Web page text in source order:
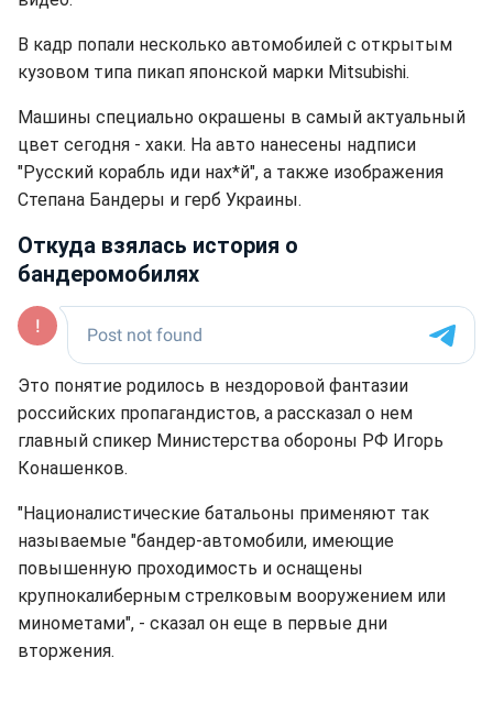
В кадр попали несколько автомобилей с открытым
кузовом типа пикап японской марки Mitsubishi.
Машины специально окрашены в самый актуальный
цвет сегодня - хаки. На авто нанесены надписи
"Русский корабль иди нах*й", а также изображения
Степана Бандеры и герб Украины.
Откуда взялась история о
бандеромобилях
Это понятие родилось в нездоровой фантазии
российских пропагандистов, а рассказал о нем
главный спикер Министерства обороны РФ Игорь
Конашенков.
"Националистические батальоны применяют так
называемые "бандер-автомобили, имеющие
повышенную проходимость и оснащены
крупнокалиберным стрелковым вооружением или
минометами", - сказал он еще в первые дни
вторжения.